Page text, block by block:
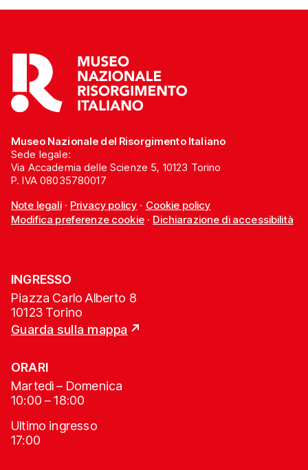
Museo Nazionale del Risorgimento Italiano
Sede legale:
Via Accademia delle Scienze 5, 10123 Torino
P. IVA 08035780017
Note legali· Privacy policy · Cookie policy
Modifica preferenze cookie· Dichiarazione di accessibilità
INGRESSO
Piazza Carlo Alberto 8
10123 Torino
Guarda sulla mappa
ORARI
Martedì – Domenica
10:00 – 18:00
Ultimo ingresso
17:00